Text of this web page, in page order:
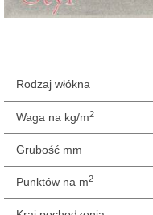
Rodzaj włókna
Waga na kg/m2
Grubość mm
Punktów na m2